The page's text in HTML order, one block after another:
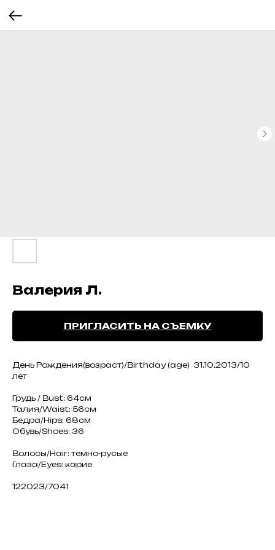
Валерия Л.
ПРИГЛАСИТЬ НА СЪЕМКУ
День Рождения(возраст)/Birthday (age) 31.10.2013/10
лет
Грудь / Bust: 64см
Талия/Waist: 56см
Бедра/Hips: 68см
Обувь/Shoes: 36
Волосы/Hair: темно-русые
Глаза/Eyes: карие
122023/7041